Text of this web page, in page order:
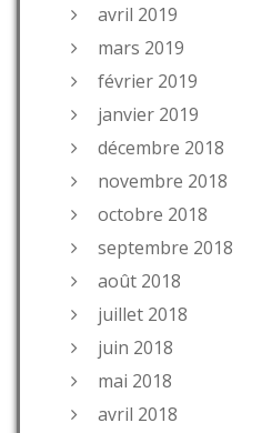
avril 2019
mars 2019
février 2019
janvier 2019
décembre 2018
novembre 2018
octobre 2018
septembre 2018
août 2018
juillet 2018
juin 2018
mai 2018
avril 2018